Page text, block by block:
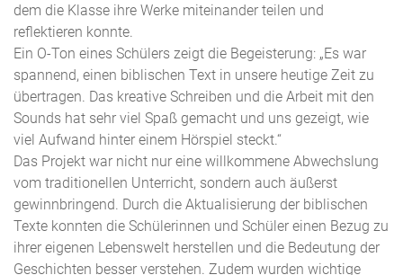
dem die Klasse ihre Werke miteinander teilen und
reflektieren konnte.
Ein O-Ton eines Schülers zeigt die Begeisterung: „Es war
spannend, einen biblischen Text in unsere heutige Zeit zu
übertragen. Das kreative Schreiben und die Arbeit mit den
Sounds hat sehr viel Spaß gemacht und uns gezeigt, wie
viel Aufwand hinter einem Hörspiel steckt.“
Das Projekt war nicht nur eine willkommene Abwechslung
vom traditionellen Unterricht, sondern auch äußerst
gewinnbringend. Durch die Aktualisierung der biblischen
Texte konnten die Schülerinnen und Schüler einen Bezug zu
ihrer eigenen Lebenswelt herstellen und die Bedeutung der
Geschichten besser verstehen. Zudem wurden wichtige